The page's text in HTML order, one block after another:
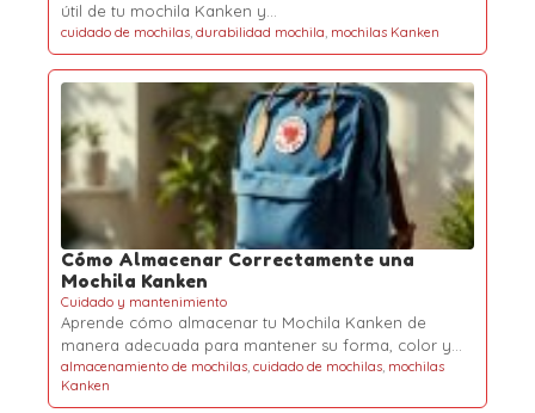
útil de tu mochila Kanken y…
cuidado de mochilas, durabilidad mochila, mochilas Kanken
Cómo Almacenar Correctamente una
Mochila Kanken
Cuidado y mantenimiento
Aprende cómo almacenar tu Mochila Kanken de
manera adecuada para mantener su forma, color y…
almacenamiento de mochilas, cuidado de mochilas, mochilas
Kanken